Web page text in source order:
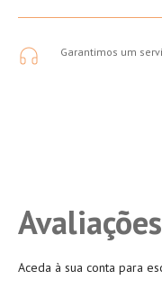
Garantimos um
Avaliações
Aceda à sua conta para